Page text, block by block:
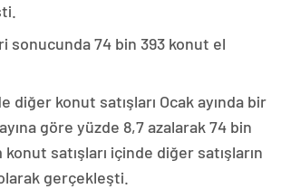
sonucunda 74 bin 393 konut el
diğer konut satışları Ocak ayında bir
ayına göre yüzde 8,7 azalarak 74 bin
satışları içinde diğer satışların
gerçekleşti.